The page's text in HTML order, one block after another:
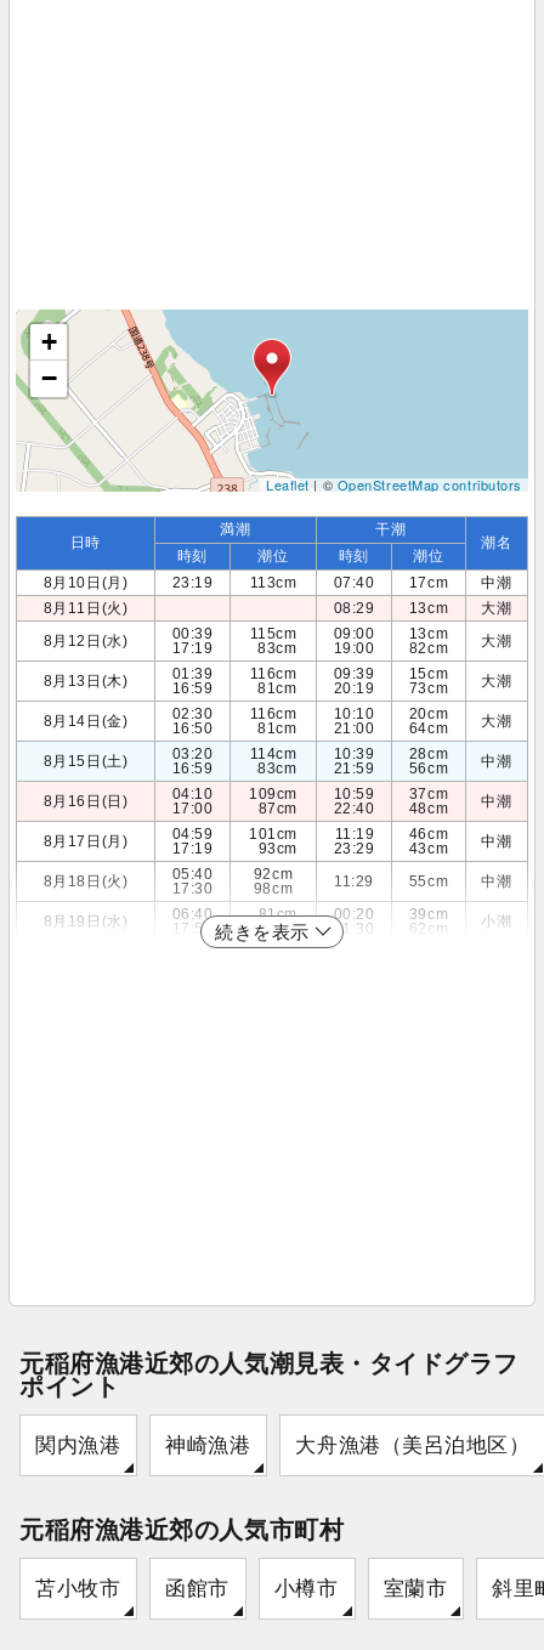
+
−
Leaflet| ©OpenStreetMap contributors
日時
満潮 干潮
潮名
時刻 潮位 時刻
潮位
8月10日(月)
23:19 113cm 07:40 17cm
中潮
8月11日(火)
08:29 13cm
大潮
8月12日(水)
00:39
17:19
115cm
83cm
09:00
19:00
13cm
82cm
大潮
8月13日(木)
01:39
16:59
116cm
81cm
09:39
20:19
15cm
73cm
大潮
8月14日(金)
02:30
16:50
116cm
81cm
10:10
21:00
20cm
64cm
大潮
8月15日(土)
03:20
16:59
114cm
83cm
10:39
21:59
28cm
56cm
中潮
8月16日(日)
04:10
17:00
109cm
87cm
10:59
22:40
37cm
48cm
中潮
8月17日(月)
04:59
17:19
101cm
93cm
11:19
23:29
46cm
43cm
中潮
8月18日(火)
05:40
17:30
92cm
98cm
11:29 55cm 中潮
8月19日(水)
06:40
17:59
81cm
104cm
00:20
11:30
39cm
62cm
小潮
続きを表示
元稲府漁港近郊の人気潮見表・タイドグラフ
ポイント
関内漁港 神崎漁港 大舟漁港（美呂泊地区）
元稲府漁港近郊の人気市町村
苫小牧市 函館市 小樽市 室蘭市 斜里